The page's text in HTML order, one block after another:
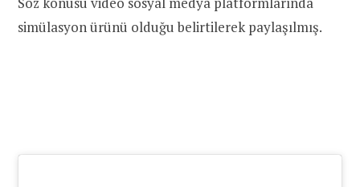
simülasyon ürünü olduğu belirtilerek paylaşılmış.